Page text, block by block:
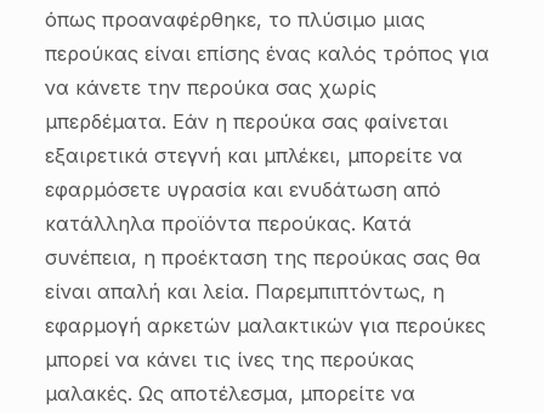
όπως προαναφέρθηκε, το πλύσιμο μιας
περούκας είναι επίσης ένας καλός τρόπος για
να κάνετε την περούκα σας χωρίς
μπερδέματα. Εάν η περούκα σας φαίνεται
εξαιρετικά στεγνή και μπλέκει, μπορείτε να
εφαρμόσετε υγρασία και ενυδάτωση από
κατάλληλα προϊόντα περούκας. Κατά
συνέπεια, η προέκταση της περούκας σας θα
είναι απαλή και λεία. Παρεμπιπτόντως, η
εφαρμογή αρκετών μαλακτικών για περούκες
μπορεί να κάνει τις ίνες της περούκας
μαλακές. Ως αποτέλεσμα, μπορείτε να